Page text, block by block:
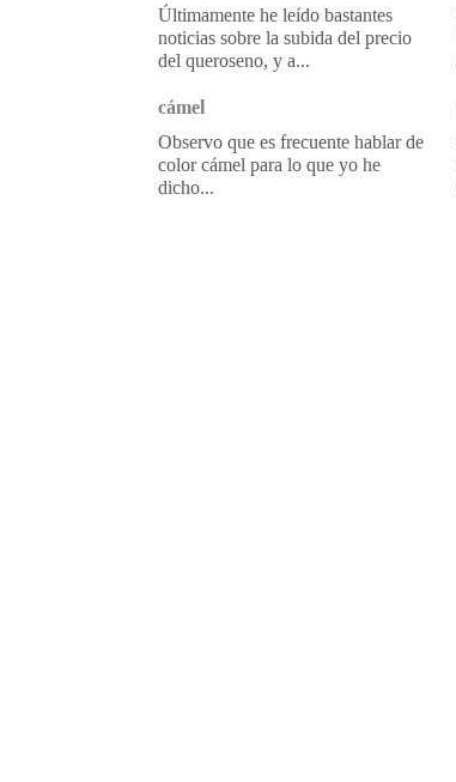
Últimamente he leído bastantes
noticias sobre la subida del precio
del queroseno, y a...
cámel
Observo que es frecuente hablar de
color cámel para lo que yo he
dicho...